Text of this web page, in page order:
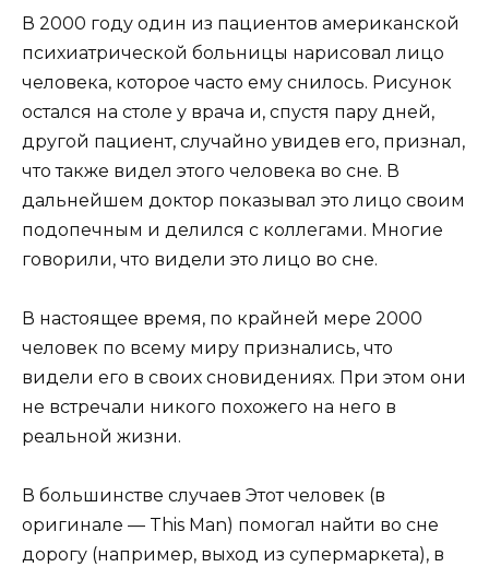
В 2000 году один из пациентов американской
психиатрической больницы нарисовал лицо
человека, которое часто ему снилось. Рисунок
остался на столе у врача и, спустя пару дней,
другой пациент, случайно увидев его, признал,
что также видел этого человека во сне. В
дальнейшем доктор показывал это лицо своим
подопечным и делился с коллегами. Многие
говорили, что видели это лицо во сне.
В настоящее время, по крайней мере 2000
человек по всему миру признались, что
видели его в своих сновидениях. При этом они
не встречали никого похожего на него в
реальной жизни.
В большинстве случаев Этот человек (в
оригинале — This Man) помогал найти во сне
дорогу (например, выход из супермаркета), в